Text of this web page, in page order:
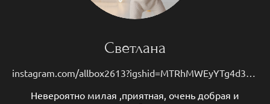
Светлана
Невероятно милая ,приятная, очень добрая и